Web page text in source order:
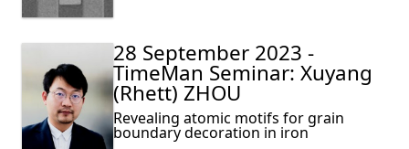
28 September 2023 -
TimeMan Seminar: Xuyang
(Rhett) ZHOU
Revealing atomic motifs for grain
boundary decoration in iron